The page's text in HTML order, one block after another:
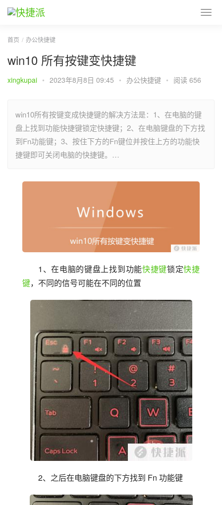
首页 办公快捷键
win10 所有按键变快捷键
xingkupai • 2023年8月8日 09:45 • 办公快捷键 • 阅读 656
win10所有按键变成快捷键的解决方法是：1、在电脑的键
盘上找到功能快捷键锁定快捷键；2、在电脑键盘的下方找
到Fn功能键；3、按住下方的Fn键位并按住上方的功能快
捷键即可关闭电脑的快捷键。…
1、在电脑的键盘上找到功能快捷键锁定快捷
键，不同的信号可能在不同的位置
2、之后在电脑键盘的下方找到 Fn 功能键